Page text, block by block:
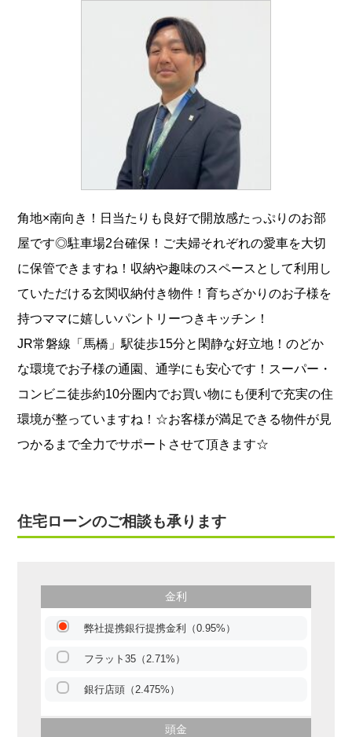
角地×南向き！日当たりも良好で開放感たっぷりのお部
屋です◎駐車場2台確保！ご夫婦それぞれの愛車を大切
に保管できますね！収納や趣味のスペースとして利用し
ていただける玄関収納付き物件！育ちざかりのお子様を
持つママに嬉しいパントリーつきキッチン！
JR常磐線「馬橋」駅徒歩15分と閑静な好立地！のどか
な環境でお子様の通園、通学にも安心です！スーパー・
コンビニ徒歩約10分圏内でお買い物にも便利で充実の住
環境が整っていますね！☆お客様が満足できる物件が見
つかるまで全力でサポートさせて頂きます☆
住宅ローンのご相談も承ります
金利
弊社提携銀行提携金利（0.95%）
フラット35（2.71%）
銀行店頭（2.475%）
頭金